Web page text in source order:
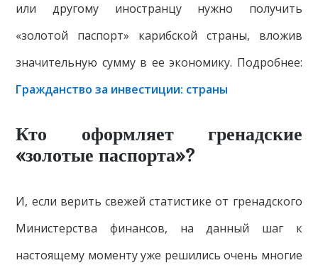
или другому иностранцу нужно получить
«золотой паспорт» карибской страны, вложив
значительную сумму в ее экономику. Подробнее:
Гражданство за инвестиции: страны
Кто оформляет гренадские
«золотые паспорта»?
И, если верить свежей статистике от гренадского
Министерства финансов, на данный шаг к
настоящему моменту уже решились очень многие